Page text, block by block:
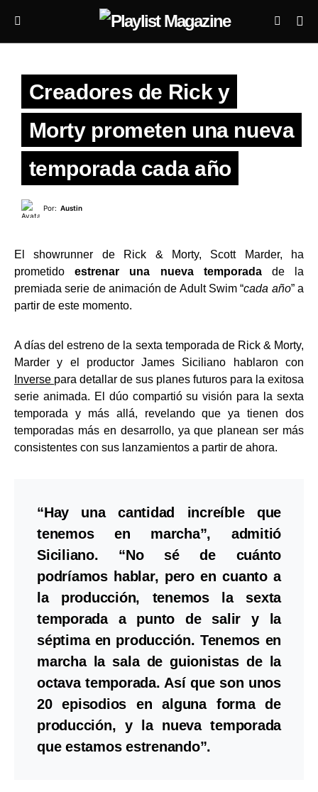
Creadores de Rick y
Morty prometen una nueva
temporada cada año
Por: Austin
El showrunner de Rick & Morty, Scott Marder, ha
prometido estrenar una nueva temporadade la
premiada serie de animación de Adult Swim “cada año” a
partir de este momento.
A días del estreno de la sexta temporada de Rick & Morty,
Marder y el productor James Siciliano hablaron con
Inverse para detallar de sus planes futuros para la exitosa
serie animada. El dúo compartió su visión para la sexta
temporada y más allá, revelando que ya tienen dos
temporadas más en desarrollo, ya que planean ser más
consistentes con sus lanzamientos a partir de ahora.
“Hay una cantidad increíble que
tenemos en marcha”, admitió
Siciliano. “No sé de cuánto
podríamos hablar, pero en cuanto a
la producción, tenemos la sexta
temporada a punto de salir y la
séptima en producción. Tenemos en
marcha la sala de guionistas de la
octava temporada. Así que son unos
20 episodios en alguna forma de
producción, y la nueva temporada
que estamos estrenando”.